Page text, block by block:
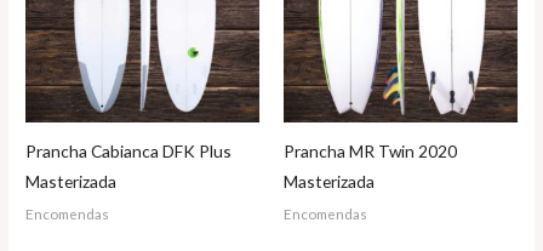
Prancha Cabianca DFK Plus
Masterizada
Encomendas
Prancha MR Twin 2020
Masterizada
Encomendas